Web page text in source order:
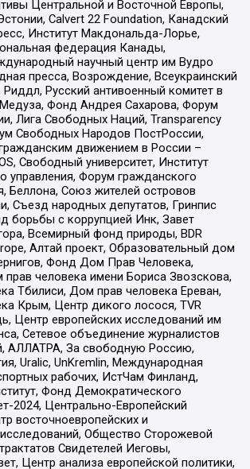
Центральной и Восточной Европы,
Calvert 22 Foundation, Канадский
Институт Макдональда-Лорье,
федерация Канады,
научный центр им Вудро
пресса, Возрождение, Всеукраинский
Русский антивоенный комитет в
Фонд Андрея Сахарова, Форум
Лига Свободных Наций, Transparеncy
Свободных Народов ПостРоссии,
движением в России –
Свободный университет, Институт
управления, Форум гражданского
Беллона, Союз жителей островов
Съезд народных депутатов, Гринпис
борьбы с коррупцией Инк, Завет
Всемирный фонд природы, BDR
Алтай проект, Образовательный дом
Фонд Дом Прав Человека,
прав человека имени Бориса Звозскова,
Тбилиси, Дом прав человека Ереван,
Крым, Центр дикого лосося, TVR
Центр европейских исследований им
Сетевое объединение журналистов
АЛЛАТРА, За свободную Россию,
Uralic, UnKremlin, Международная
рабочих, ИстЧам Финланд,
Фонд Демократического
2024, Центрально-Европейский
восточноевропейских и
Общество Сторожевой
Свидетелей Иеговы,
Центр анализа европейской политики,